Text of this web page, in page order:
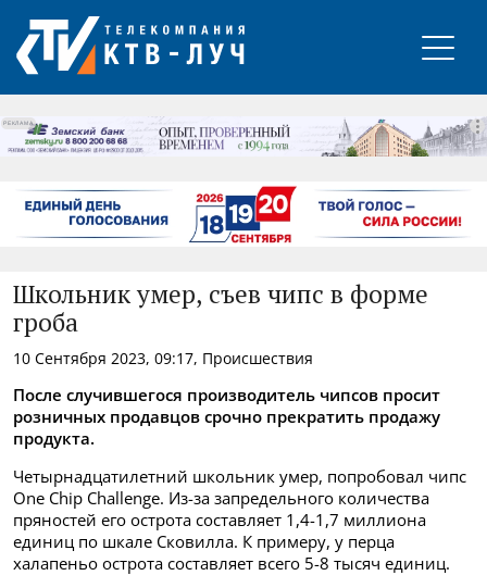
РЕКЛАМА
Школьник умер, съев чипс в форме
гроба
10 Сентября 2023, 09:17, Происшествия
После случившегося производитель чипсов просит
розничных продавцов срочно прекратить продажу
продукта.
Четырнадцатилетний школьник умер, попробовал чипс
One Chip Challenge. Из-за запредельного количества
пряностей его острота составляет 1,4-1,7 миллиона
единиц по шкале Сковилла. К примеру, у перца
халапеньо острота составляет всего 5-8 тысяч единиц.